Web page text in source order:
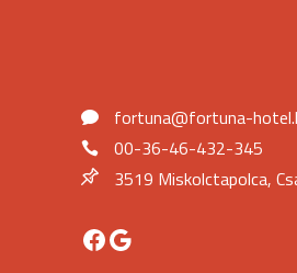
fortuna@fortuna-
00-36-46-432-345
3519 Miskolctapolca,
Facebook
Google